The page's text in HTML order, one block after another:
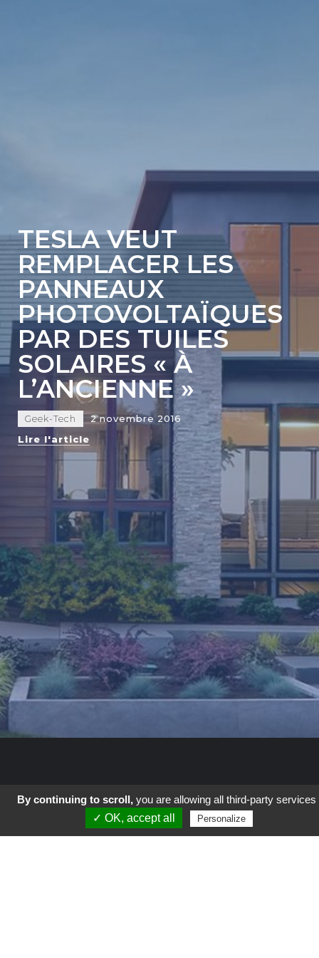
TESLA VEUT
REMPLACER LES
PANNEAUX
PHOTOVOLTAÏQUES
PAR DES TUILES
SOLAIRES « À
L’ANCIENNE »
Geek-Tech
2 novembre 2016
Lire l'article
Autour du Monde
By continuing to scroll, you are allowing all third-party services
✓ OK, accept all
Personalize